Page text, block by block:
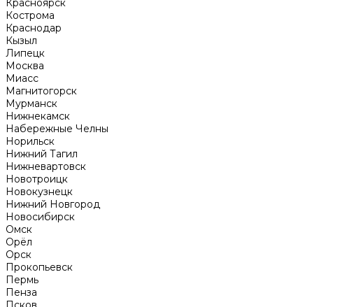
Красноярск
Кострома
Краснодар
Кызыл
Липецк
Москва
Миасс
Магнитогорск
Мурманск
Нижнекамск
Набережные Челны
Норильск
Нижний Тагил
Нижневартовск
Новотроицк
Новокузнецк
Нижний Новгород
Новосибирск
Омск
Орёл
Орск
Прокопьевск
Пермь
Пенза